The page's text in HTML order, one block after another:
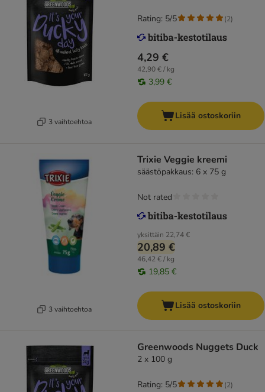
3 vaihtoehtoa
4,29 €
42,90 € / kg
3,99 €
Rating: 5/5 (2)
Lisää ostoskoriin
3 vaihtoehtoa
Trixie Veggie kreemi
säästöpakkaus: 6 x 75 g
yksittäin 22,74 €
20,89 €
46,42 € / kg
19,85 €
Not rated
Lisää ostoskoriin
Greenwoods Nuggets Duck
2 x 100 g
Rating: 5/5 (2)